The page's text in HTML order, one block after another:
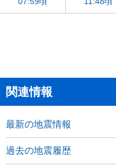
関連情報
最新の地震情報
過去の地震履歴